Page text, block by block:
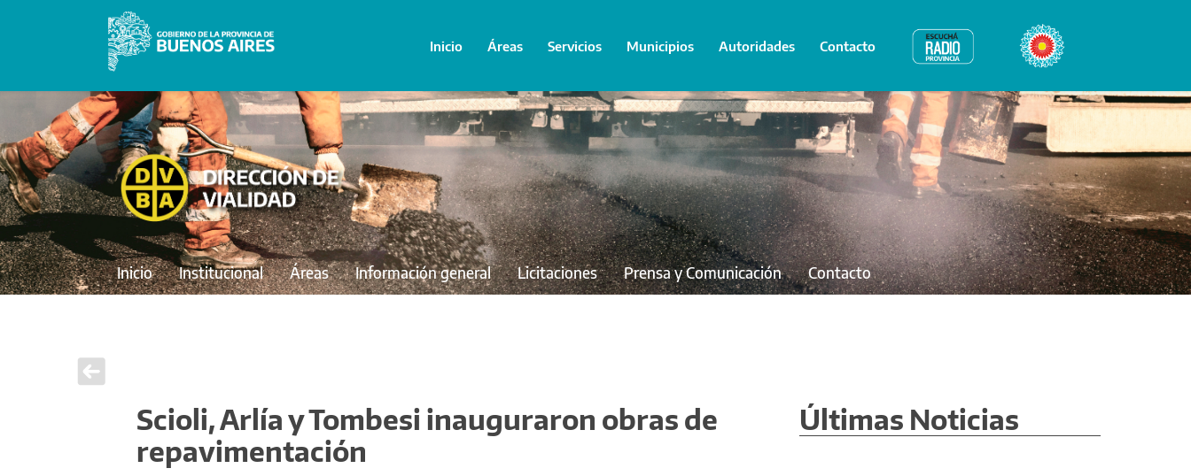
Inicio Áreas Servicios Municipios Autoridades Contacto Radio Provincia Bicentenario
Inicio Institucional Áreas Información general Licitaciones Prensa y Comunicación Contacto
Scioli, Arlía y Tombesi inauguraron obras de
repavimentación
Últimas Noticias